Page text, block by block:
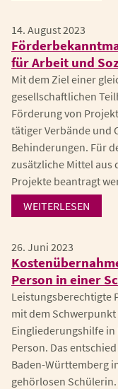
14. August 2023
für Arbeit und
Mit dem Ziel einer
gesellschaftlichen
Förderung von
tätiger Verbände und
Behinderungen. Für
zusätzliche Mittel
Projekte beantragt
WEITERLESEN
26. Juni 2023
Person in einer
Leistungsberechtigte
mit dem
Eingliederungshilfe
Person. Das
Baden-Württemberg
gehörlosen Schülerin.